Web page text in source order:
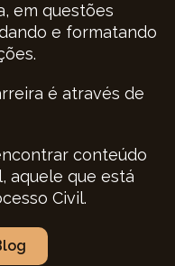
em questões
e formatando
é através de
conteúdo
aquele que está
Civil.